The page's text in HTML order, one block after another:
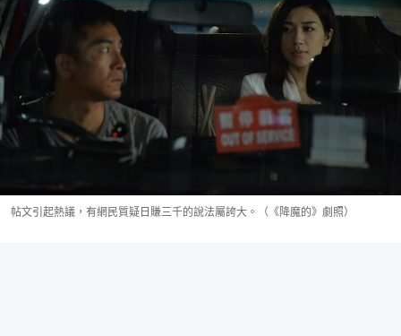
帖文引起熱議，有網民質疑日賺三千的說法屬誇大。（《降魔的》劇照）